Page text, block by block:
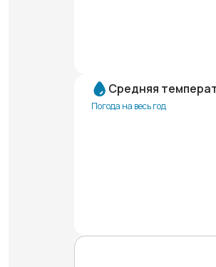
Средняя
Погода на весь год